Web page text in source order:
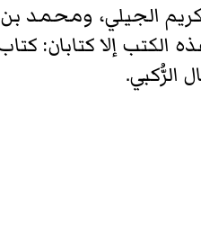
الجيلي، ومحمد
الكتب إلا كتابان:
الرُّكبي.